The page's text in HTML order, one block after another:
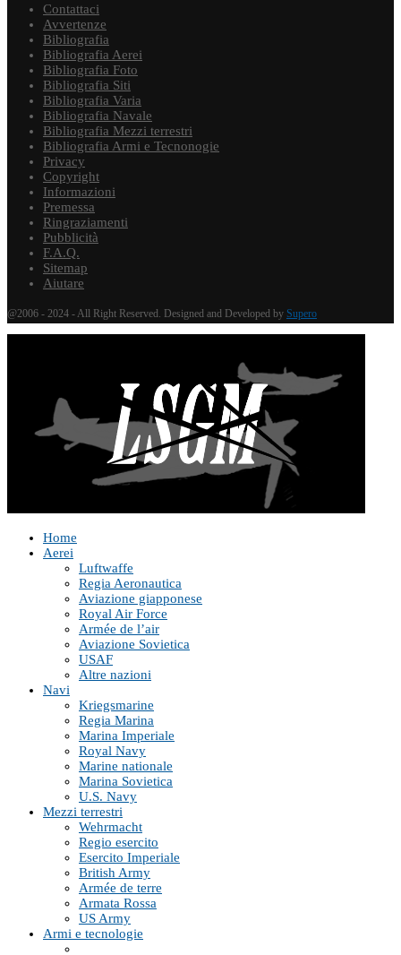
Contattaci
Avvertenze
Bibliografia
Bibliografia Aerei
Bibliografia Foto
Bibliografia Siti
Bibliografia Varia
Bibliografia Navale
Bibliografia Mezzi terrestri
Bibliografia Armi e Tecnonogie
Privacy
Copyright
Informazioni
Premessa
Ringraziamenti
Pubblicità
F.A.Q.
Sitemap
Aiutare
@2006 - 2024 - All Right Reserved. Designed and Developed by Supero
Home
Aerei
Luftwaffe
Regia Aeronautica
Aviazione giapponese
Royal Air Force
Armée de l’air
Aviazione Sovietica
USAF
Altre nazioni
Navi
Kriegsmarine
Regia Marina
Marina Imperiale
Royal Navy
Marine nationale
Marina Sovietica
U.S. Navy
Mezzi terrestri
Wehrmacht
Regio esercito
Esercito Imperiale
British Army
Armée de terre
Armata Rossa
US Army
Armi e tecnologie